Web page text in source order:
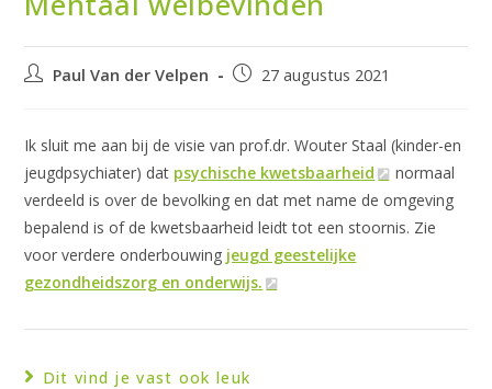
BerichtPaul Van der Velpen
Bericht27 augustus 2021
Ik sluit me aan bij de visie van prof.dr. Wouter Staal (kinder-en
jeugdpsychiater) dat psychische kwetsbaarheid
normaal
verdeeld is over de bevolking en dat met name de omgeving
bepalend is of de kwetsbaarheid leidt tot een stoornis. Zie
voor verdere onderbouwing jeugd geestelijke
gezondheidszorg en onderwijs.
Dit vind je vast ook leuk